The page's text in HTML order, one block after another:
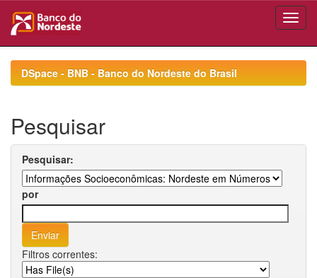
navigationDSpace - BNB - Banco do Nordeste do Brasil
Pesquisar
Pesquisar:
por
Filtros correntes: